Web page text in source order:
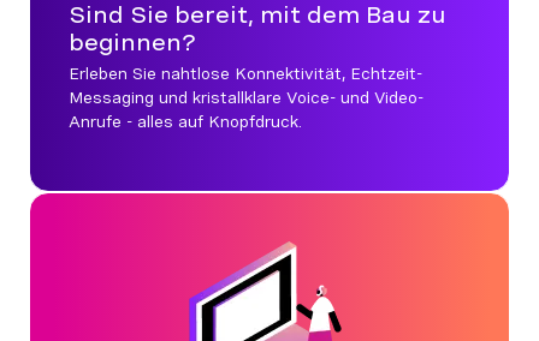
Sind Sie bereit, mit dem Bau zu
beginnen?
Erleben Sie nahtlose Konnektivität, Echtzeit-
Messaging und kristallklare Voice- und Video-
Anrufe - alles auf Knopfdruck.